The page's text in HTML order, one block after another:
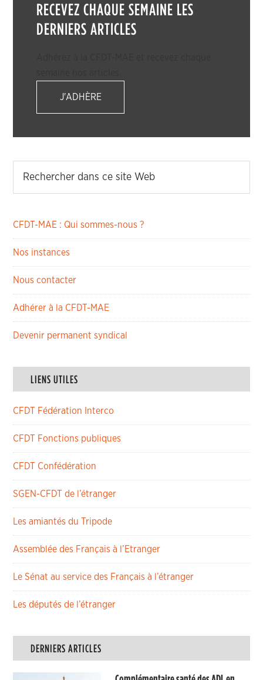
RECEVEZ CHAQUE SEMAINE LES
DERNIERS ARTICLES
J'ADHÈRE
CFDT-MAE : Qui sommes-nous ?
Nos instances
Nous contacter
Adhérer à la CFDT-MAE
Devenir permanent syndical
LIENS UTILES
CFDT Fédération Interco
CFDT Fonctions publiques
CFDT Confédération
SGEN-CFDT de l’étranger
Les amiantés du Tripode
Assemblée des Français à l’Etranger
Le Sénat au service des Français à l’étranger
Les députés de l’étranger
DERNIERS ARTICLES